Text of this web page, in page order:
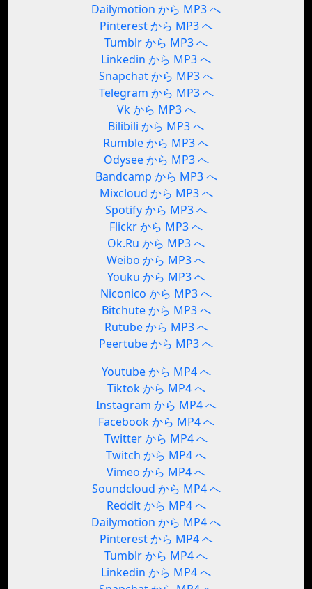
Dailymotion から MP3 へ
Pinterest から MP3 へ
Tumblr から MP3 へ
Linkedin から MP3 へ
Snapchat から MP3 へ
Telegram から MP3 へ
Vk から MP3 へ
Bilibili から MP3 へ
Rumble から MP3 へ
Odysee から MP3 へ
Bandcamp から MP3 へ
Mixcloud から MP3 へ
Spotify から MP3 へ
Flickr から MP3 へ
Ok.Ru から MP3 へ
Weibo から MP3 へ
Youku から MP3 へ
Niconico から MP3 へ
Bitchute から MP3 へ
Rutube から MP3 へ
Peertube から MP3 へ
Youtube から MP4 へ
Tiktok から MP4 へ
Instagram から MP4 へ
Facebook から MP4 へ
Twitter から MP4 へ
Twitch から MP4 へ
Vimeo から MP4 へ
Soundcloud から MP4 へ
Reddit から MP4 へ
Dailymotion から MP4 へ
Pinterest から MP4 へ
Tumblr から MP4 へ
Linkedin から MP4 へ